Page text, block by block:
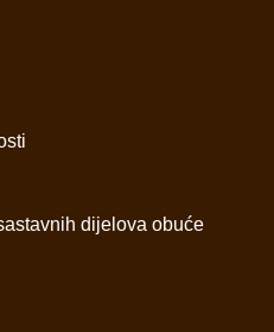
dijelova obuće